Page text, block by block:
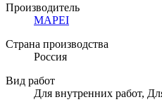
Производитель
MAPEI
Страна производства
Россия
Вид работ
Для внутренних работ,